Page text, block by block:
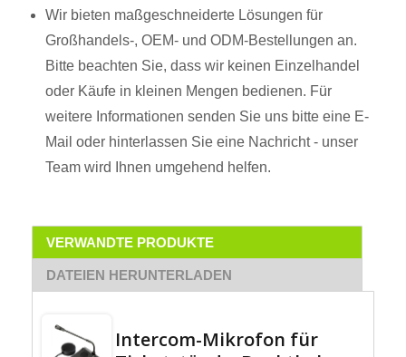
Wir bieten maßgeschneiderte Lösungen für
Großhandels-, OEM- und ODM-Bestellungen an.
Bitte beachten Sie, dass wir keinen Einzelhandel
oder Käufe in kleinen Mengen bedienen. Für
weitere Informationen senden Sie uns bitte eine E-
Mail oder hinterlassen Sie eine Nachricht - unser
Team wird Ihnen umgehend helfen.
VERWANDTE PRODUKTE
DATEIEN HERUNTERLADEN
Intercom-Mikrofon für